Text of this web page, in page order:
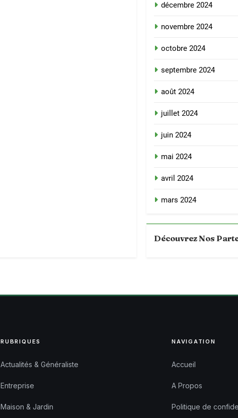
décembre 2024
novembre 2024
octobre 2024
septembre 2024
août 2024
juillet 2024
juin 2024
mai 2024
avril 2024
mars 2024
Découvrez Nos
RUBRIQUES
Actualités & Généraliste
Entreprise
Maison & Jardin
NAVIGATION
Accueil
A Propos
Politique de